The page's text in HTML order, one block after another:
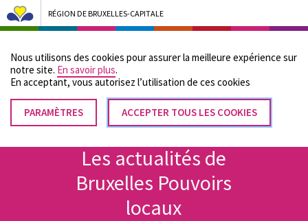
Nous utilisons des cookies pour assurer la meilleure expérience sur
notre site. En savoir plus.
En acceptant, vous autorisez lʼutilisation de ces cookies
PARAMÈTRES ACCEPTER TOUS LES COOKIES
RETIRER
LE
RÉGION DE BRUXELLES-CAPITALE
Bruxelles Pouvoirs Locaux - Aller à la page d'accueil
Menu
Fil
d'Ariane
Accueil
Les actualités de
Bruxelles Pouvoirs
locaux